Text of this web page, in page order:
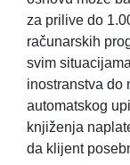
za prilive do
računarskih
svim
inostranstva do
automatskog
knjiženja
da klijent